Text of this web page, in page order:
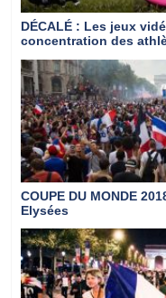
DÉCALÉ : Les jeux
concentration des
COUPE DU MONDE
Elysées